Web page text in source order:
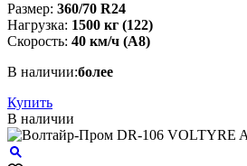
Размер: 360/70 R24
Нагрузка: 1500 кг (122)
Скорость: 40 км/ч (A8)
В наличии:более
Купить
В наличии